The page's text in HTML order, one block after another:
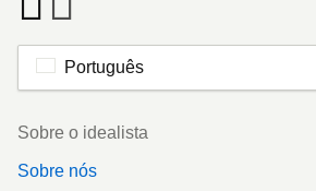
Português
Footer
Sobre o idealista
Sobre nós